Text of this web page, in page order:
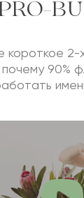
короткое 2-
почему 90%